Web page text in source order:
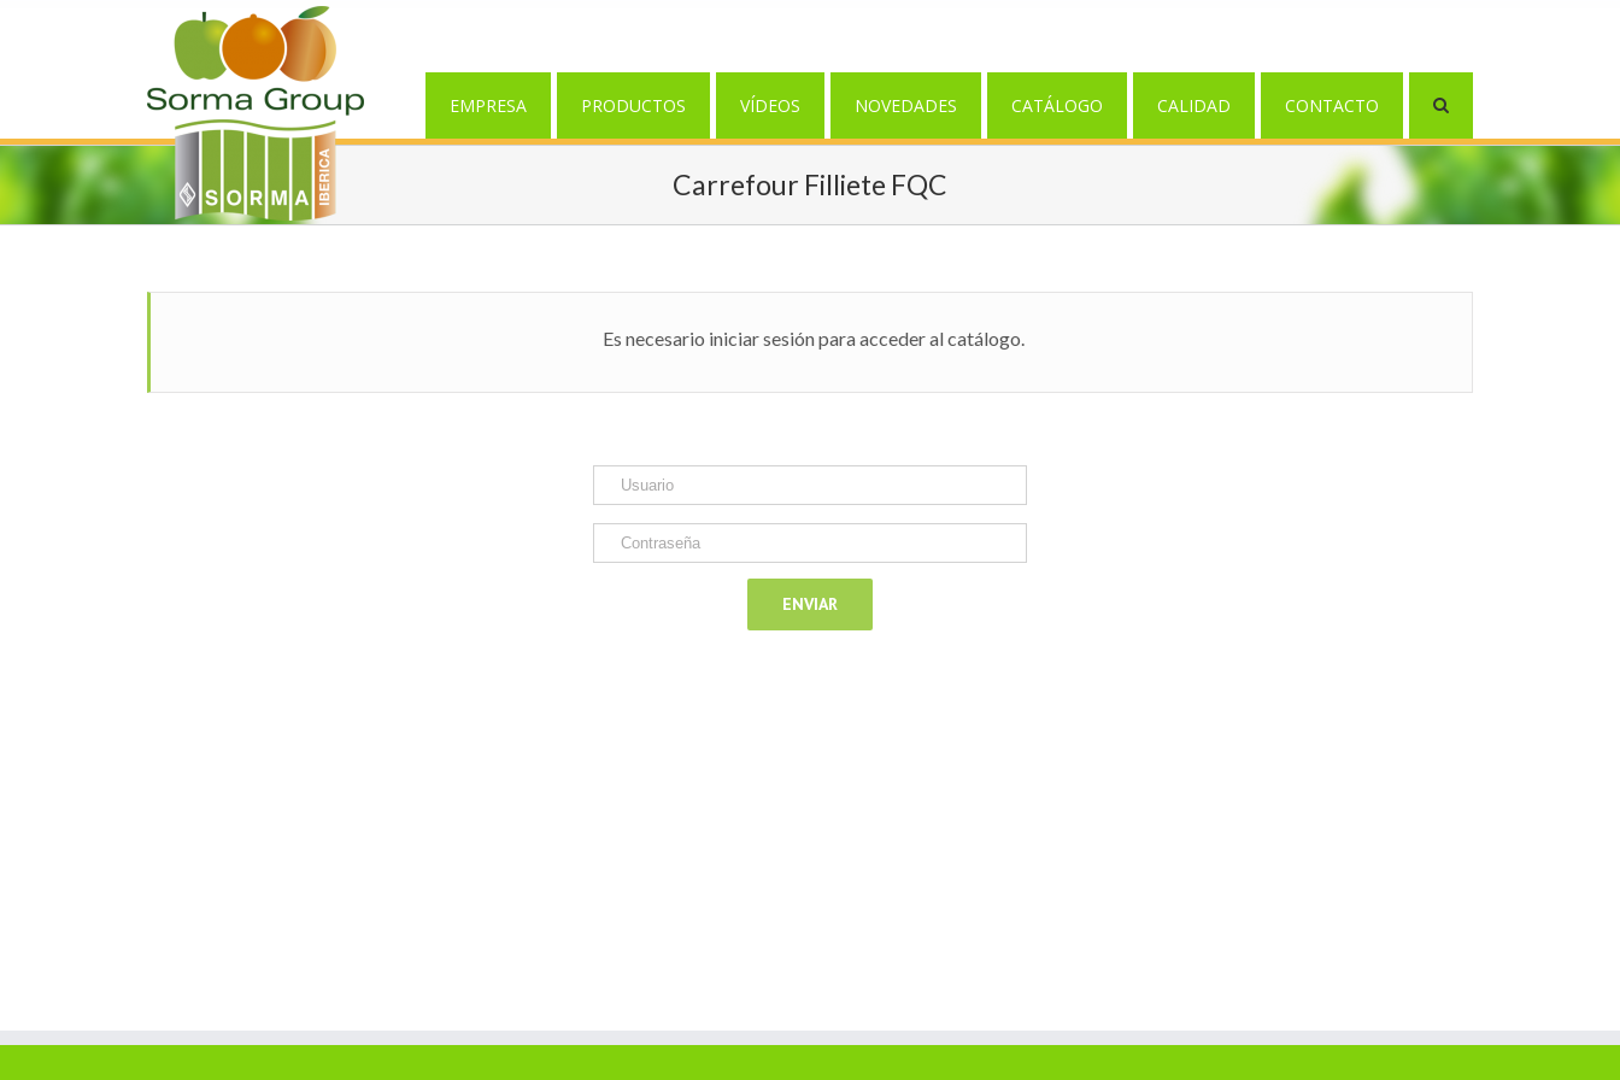
EMPRESA PRODUCTOS VÍDEOS NOVEDADES CATÁLOGO CALIDAD CONTACTO
Carrefour Filliete FQC
Es necesario iniciar sesión para acceder al catálogo.